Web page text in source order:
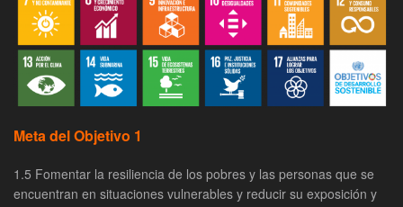
Meta del Objetivo 1
1.5 Fomentar la resiliencia de los pobres y las personas que se
encuentran en situaciones vulnerables y reducir su exposición y